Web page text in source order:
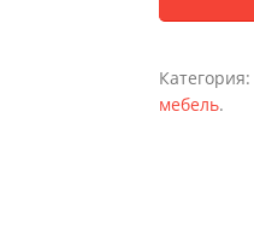
Категория:
мебель.